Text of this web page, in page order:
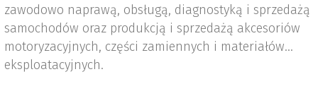
zawodowo naprawą, obsługą, diagnostyką i sprzedażą
samochodów oraz produkcją i sprzedażą akcesoriów
motoryzacyjnych, części zamiennych i materiałów
eksploatacyjnych.